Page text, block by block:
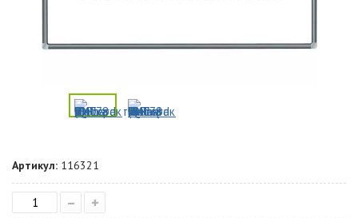
Артикул: 116321
– +